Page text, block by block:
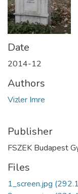
Date
2014-12
Authors
Vizler Imre
Publisher
FSZEK Budapest
Files
1_screen.jpg